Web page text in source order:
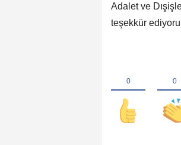
Adalet ve
teşekkür